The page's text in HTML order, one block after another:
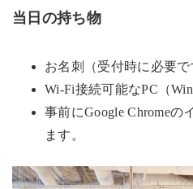
当日の持ち物
お名刺（受付時に必要で
Wi-Fi接続可能なPC（
事前にGoogle Chromeの
ます。